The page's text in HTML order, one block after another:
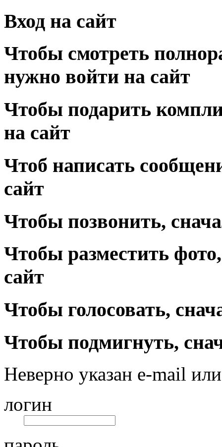
Вход на сайт
Чтобы смотреть
нужно войти на сайт
Чтобы подарить
на сайт
Чтоб написать
сайт
Чтобы позвонить,
Чтобы разместить
сайт
Чтобы голосовать,
Чтобы подмигнуть,
Неверно указан e-mail
логин